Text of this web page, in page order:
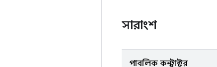
সারাংশ
পাবলিক কনস্ট্রাক্টর